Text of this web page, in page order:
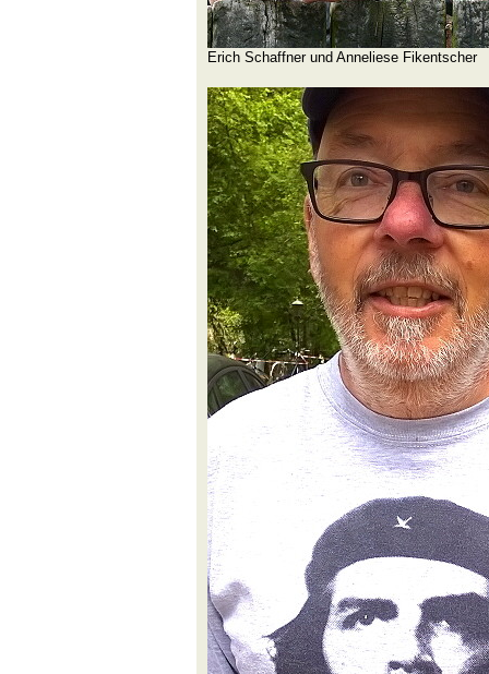
Erich Schaffner und Anneliese Fikentscher